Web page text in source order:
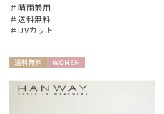
＃晴雨兼用
＃送料無料
＃UVカット
料
N